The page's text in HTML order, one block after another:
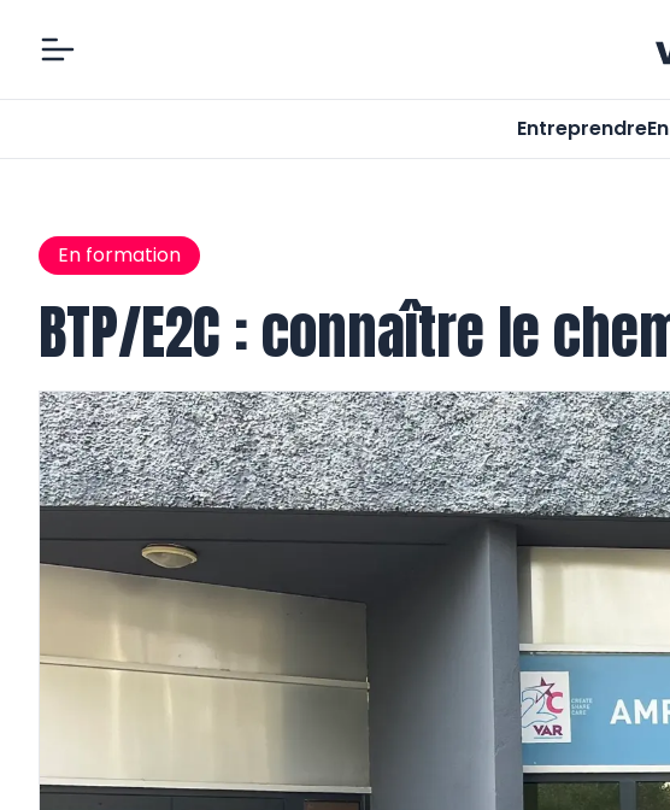
Entreprendre
En formation
BTP/E2C : connaître le